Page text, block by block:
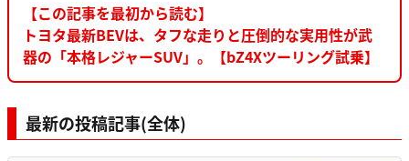
【この記事を最初から読む】
トヨタ最新BEVは、タフな走りと圧倒的な実用性が武
器の「本格レジャーSUV」。【bZ4Xツーリング試乗】
最新の投稿記事(全体)